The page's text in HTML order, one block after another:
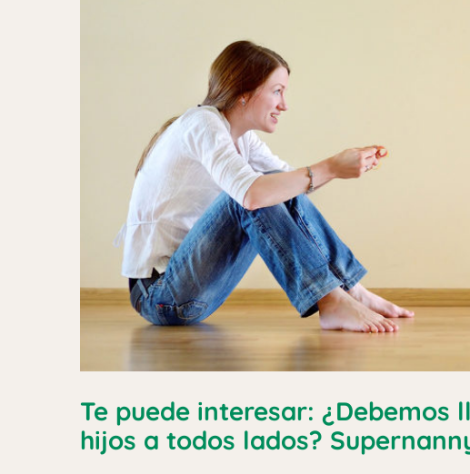
Te puede interesar: ¿Debemos
hijos a todos lados?